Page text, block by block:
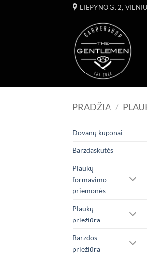
LIEPYNO G. 2,
PRADŽIA /
Dovanų kuponai
Barzdaskutės
Plaukų
formavimo
priemonės
Plaukų
priežiūra
Barzdos
priežiūra